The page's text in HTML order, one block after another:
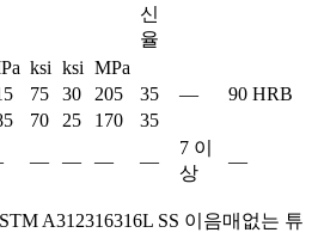
신
율
ksi ksi MPa
75 30 205 35 —
90 HRB
70 25 170
35
— — — —
7 이
상
—
A312316316L SS 이음매없는 튜